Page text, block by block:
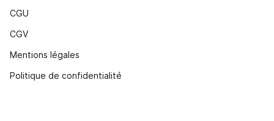
CGU
CGV
Mentions légales
Politique de confidentialité